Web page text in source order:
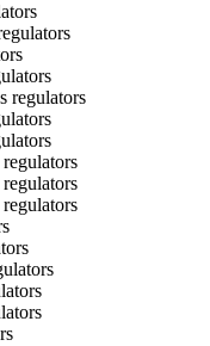
regulators